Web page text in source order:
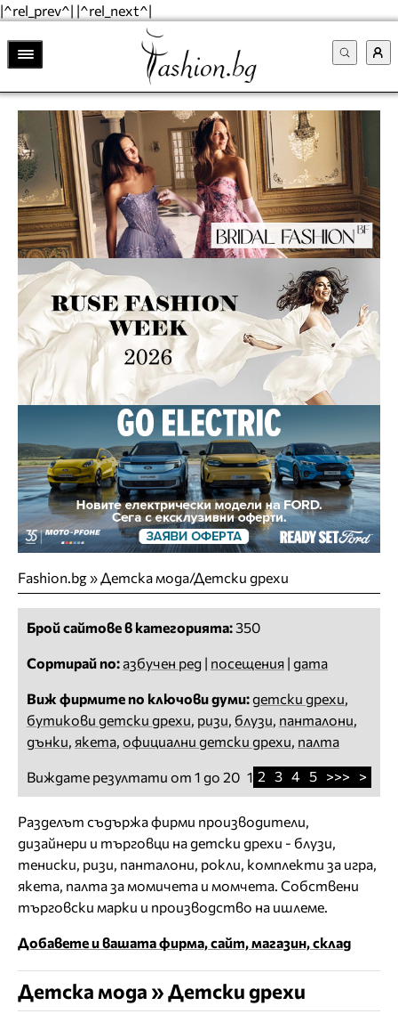
|^rel_prev^| |^rel_next^|
Fashion.bg»Детска мода/Детски дрехи
Брой сайтове в категорията:350
Сортирай по: азбучен ред | посещения | дата
Виж фирмите по ключови думи:детски дрехи,
бутикови детски дрехи, ризи, блузи, панталони,
дънки, якета, официални детски дрехи, палта
Виждате резултати от 1 до 20 1 2 3 4 5 >>> >
Разделът съдържа фирми производители,
дизайнери и търговци на детски дрехи - блузи,
тениски, ризи, панталони, рокли, комплекти за игра,
якета, палта за момичета и момчета. Собствени
търговски марки и производство на ишлеме.
Добавете и вашата фирма, сайт, магазин, склад
Детска мода » Детски дрехи